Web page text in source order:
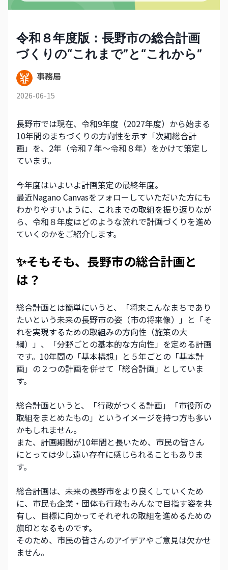
令和８年度版：長野市の総合計画
づくりの“これまで”と“これから”
事務局
2026-06-15
長野市では現在、令和9年度（2027年度）から始まる
10年間のまちづくりの方向性を示す「次期総合計
画」を、2年（令和７年〜令和８年）をかけて策定し
ています。
今年度はいよいよ計画策定の最終年度。
最近Nagano Canvasをフォローしていただいた方にも
わかりやすいように、これまでの取組を振り返りなが
ら、令和８年度はどのような流れで計画づくりを進め
ていくのかをご紹介します。
✨そもそも、長野市の総合計画と
は？
総合計画とは簡単にいうと、「将来こんなまちであり
たいという未来の長野市の姿（市の将来像）」と「そ
れを実現するための取組みの方向性（施策の大
綱）」、「分野ごとの基本的な方向性」を定める計画
です。10年間の「基本構想」と５年ごとの「基本計
画」の２つの計画を併せて「総合計画」としていま
す。
総合計画というと、「行政がつくる計画」「市役所の
取組をまとめたもの」というイメージを持つ方も多い
かもしれません。
また、計画期間が10年間と長いため、市民の皆さん
にとっては少し遠い存在に感じられることもありま
す。
総合計画は、未来の長野市をより良くしていくため
に、市民も企業・団体も行政もみんなで目指す姿を共
有し、目標に向かってそれぞれの取組を進めるための
旗印となるものです。
そのため、市民の皆さんのアイデアやご意見は欠かせ
ません。